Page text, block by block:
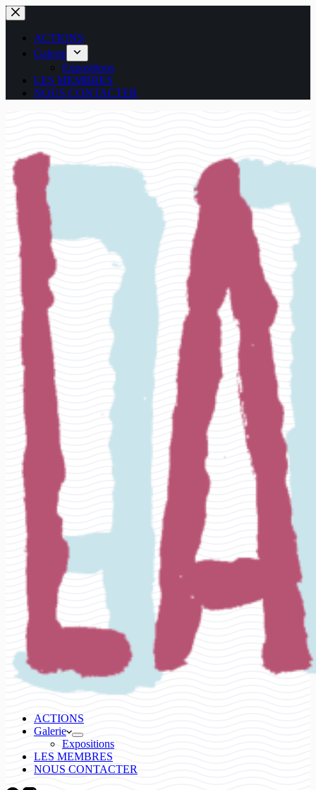
Passer
au
contenuACTIONS
Galerie
Expositions
LES MEMBRES
NOUS CONTACTER
ACTIONS
Galerie
Expositions
LES MEMBRES
NOUS CONTACTER